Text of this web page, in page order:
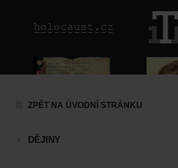
ZPĚT NA ÚVODNÍ STRÁNKU
DĚJINY